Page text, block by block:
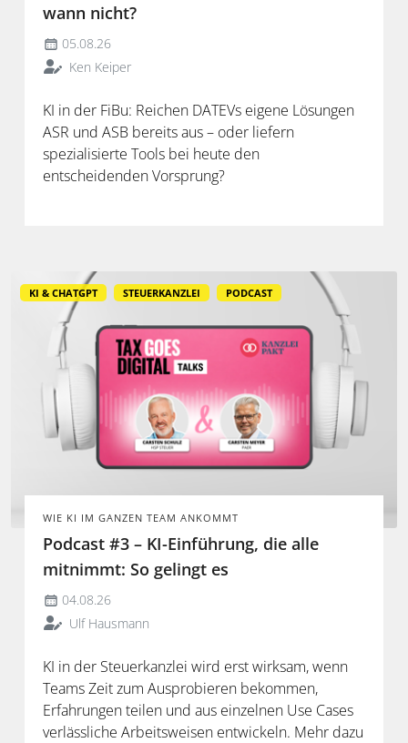
wann nicht?
05.08.26
Ken Keiper
KI in der FiBu: Reichen DATEVs eigene Lösungen
ASR und ASB bereits aus – oder liefern
spezialisierte Tools bei heute den
entscheidenden Vorsprung?
KI & CHATGPT STEUERKANZLEI PODCAST
WIE KI IM GANZEN TEAM ANKOMMT
Podcast #3 – KI-Einführung, die alle
mitnimmt: So gelingt es
04.08.26
Ulf Hausmann
KI in der Steuerkanzlei wird erst wirksam, wenn
Teams Zeit zum Ausprobieren bekommen,
Erfahrungen teilen und aus einzelnen Use Cases
verlässliche Arbeitsweisen entwickeln. Mehr dazu